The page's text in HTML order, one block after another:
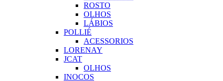
ROSTO
OLHOS
LÁBIOS
POLLIÉ
ACESSORIOS
LORENAY
JCAT
OLHOS
INOCOS